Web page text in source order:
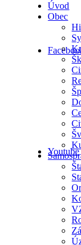
Youtube
Úvod
Obec